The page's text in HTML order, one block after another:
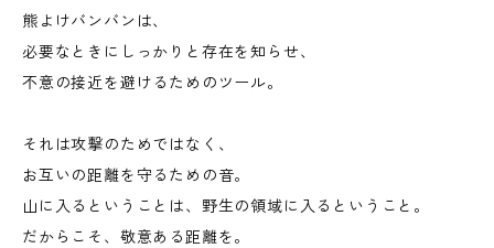
熊よけバンバンは、
必要なときにしっかりと存在を知らせ、
不意の接近を避けるためのツール。
それは攻撃のためではなく、
お互いの距離を守るための音。
山に入るということは、野生の領域に入るということ。
だからこそ、敬意ある距離を。